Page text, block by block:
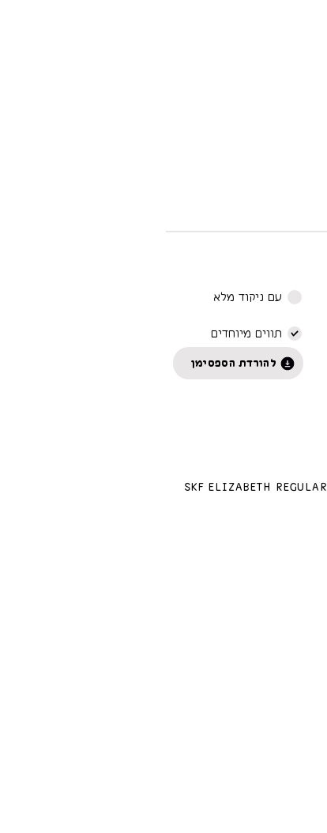
עם ניקוד מלא
תווים מיוחדים
להורדת הספסימן
SKF Elizabeth Regular